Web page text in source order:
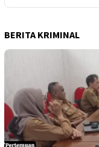
BERITA KRIMINAL